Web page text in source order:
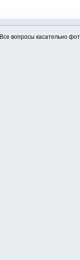
Все вопросы касательно